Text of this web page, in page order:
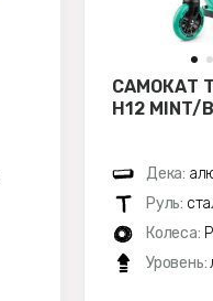
САМОКАТ
H12 MINT/
Дека:
Руль:
Колеса:
Уровень: